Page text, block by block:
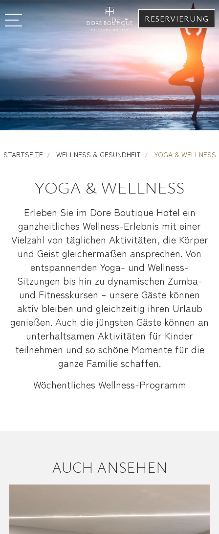
DE RESERVIERUNG
STARTSEITE WELLNESS & GESUNDHEIT YOGA & WELLNESS
YOGA & WELLNESS
Erleben Sie im Dore Boutique Hotel ein
ganzheitliches Wellness-Erlebnis mit einer
Vielzahl von täglichen Aktivitäten, die Körper
und Geist gleichermaßen ansprechen. Von
entspannenden Yoga- und Wellness-
Sitzungen bis hin zu dynamischen Zumba-
und Fitnesskursen – unsere Gäste können
aktiv bleiben und gleichzeitig ihren Urlaub
genießen. Auch die jüngsten Gäste können an
unterhaltsamen Aktivitäten für Kinder
teilnehmen und so schöne Momente für die
ganze Familie schaffen.
Wöchentliches Wellness-Programm
AUCH ANSEHEN